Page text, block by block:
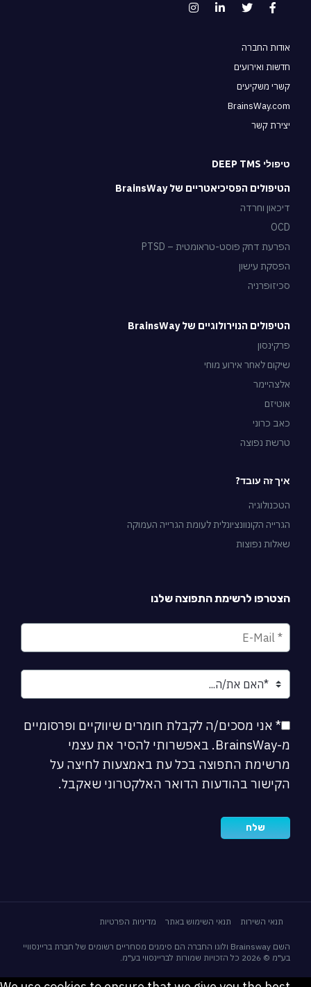
אודות החברה
חדשות ואירועים
קשרי משקיעים
BrainsWay.com
יצירת קשר
טיפולי DEEP TMS
הטיפולים הפסיכיאטריים של BrainsWay
דיכאון וחרדה
OCD
הפרעת דחק פוסט-טראומטית – PTSD
הפסקת עישון
סכיזופרניה
הטיפולים הנוירולוגיים של BrainsWay
פרקינסון
שיקום לאחר אירוע מוחי
אלצהיימר
אוטיזם
כאב כרוני
טרשת נפוצה
איך זה עובד?
הטכנולוגיה
הגרייה הקונוונציונלית לעומת הגרייה העמוקה
שאלות נפוצות
הצטרפו לרשימת התפוצה שלנו
* אני מסכים/ה לקבלת חומרים שיווקיים ופרסומיים
מ-BrainsWay. באפשרותי להסיר את עצמי
מרשימת התפוצה בכל עת באמצעות לחיצה על
הקישור בהודעות הדואר האלקטרוני שאקבל.
תנאי השירות תנאי השימוש באתר מדיניות הפרטיות
השם Brainsway ולוגו החברה הם סימנים מסחריים רשומים של חברת בריינסוויי
בע"מ © 2026 כל הזכויות שמורות לבריינסווי בע"מ.